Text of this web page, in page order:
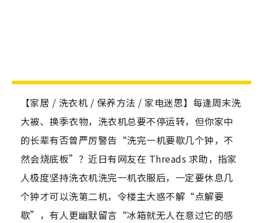
【家居 / 洗衣机 / 保养方法 / 家电迷思】每逢周末洗
大被、换季衣物，洗衣机总要不停运转，但你家中
的长辈有否曾严厉警告“洗完一机要歇几个钟，不
然会烧底板”？近日有网友在 Threads 求助，指家
人极度坚持洗衣机洗完一机衣服后，一定要休息几
个钟才可以洗第二机，令楼主大惑不解“点解要
歇”，有人更幽默留言“冰箱就无人在意过它的感